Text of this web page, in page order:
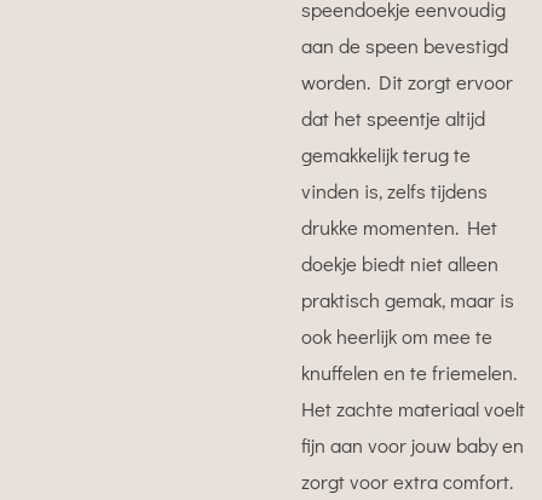
speendoekje eenvoudig
aan de speen bevestigd
worden. Dit zorgt ervoor
dat het speentje altijd
gemakkelijk terug te
vinden is, zelfs tijdens
drukke momenten. Het
doekje biedt niet alleen
praktisch gemak, maar is
ook heerlijk om mee te
knuffelen en te friemelen.
Het zachte materiaal voelt
fijn aan voor jouw baby en
zorgt voor extra comfort.